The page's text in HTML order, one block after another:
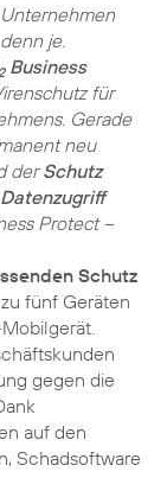
je.
Business
für
Gerade
neu
derSchutz
Protect –
Schutz
fünf Geräten
gegen die
auf den
Schadsoftware